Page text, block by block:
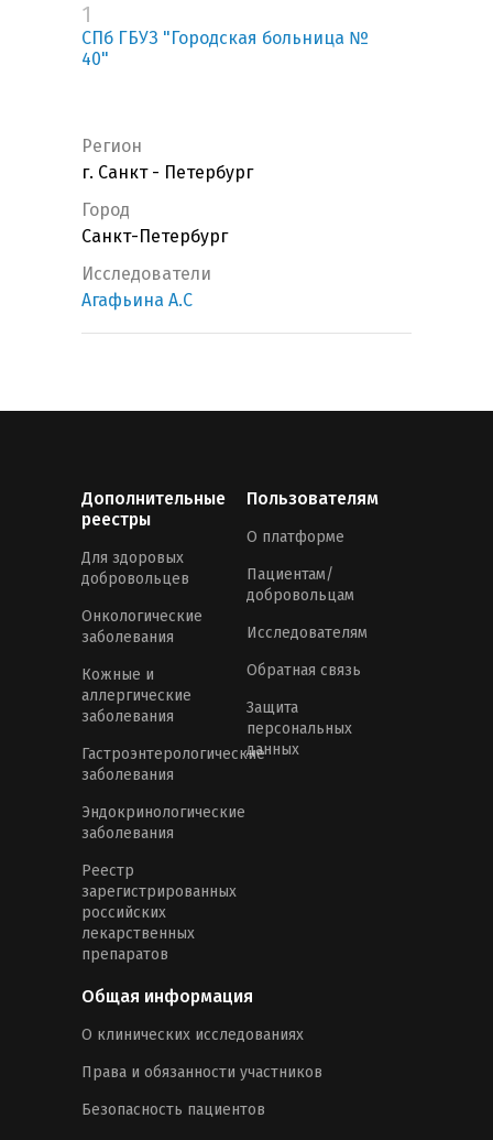
1
СПб ГБУЗ "Городская больница №
40"
Регион
г. Санкт - Петербург
Город
Санкт-Петербург
Исследователи
Агафьина А.С
Дополнительные
реестры
Для здоровых
добровольцев
Онкологические
заболевания
Кожные и
аллергические
заболевания
Гастроэнтерологические
заболевания
Эндокринологические
заболевания
Реестр
зарегистрированных
российских
лекарственных
препаратов
Пользователям
О платформе
Пациентам/
добровольцам
Исследователям
Обратная связь
Защита
персональных
данных
Общая информация
О клинических исследованиях
Права и обязанности участников
Безопасность пациентов